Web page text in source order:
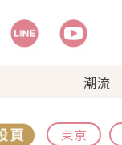
潮流
東京